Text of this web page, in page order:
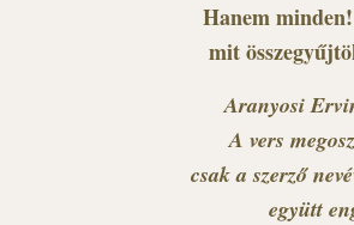
Hanem
mit
Aranyosi
A vers
csak a szerző
együtt